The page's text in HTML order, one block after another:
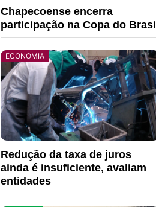
Chapecoense encerra
participação na Copa do Brasil
ECONOMIA
Redução da taxa de juros
ainda é insuficiente, avaliam
entidades